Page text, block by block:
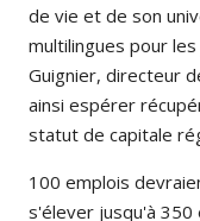
de vie et de son
multilingues pour
Guignier, directeur
ainsi espérer
statut de capitale
100 emplois
s'élever jusqu'à 350